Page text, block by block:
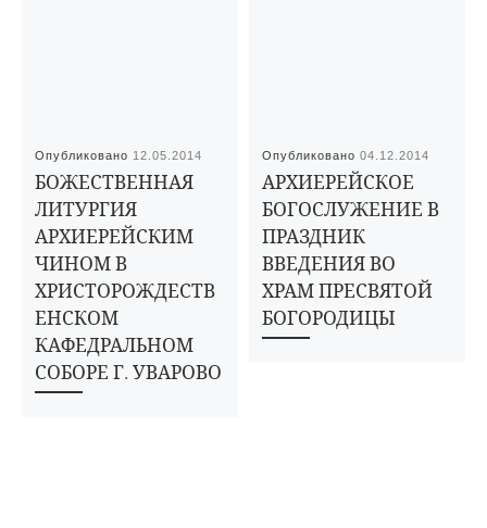
Опубликовано 12.05.2014
БОЖЕСТВЕННАЯ
ЛИТУРГИЯ
АРХИЕРЕЙСКИМ
ЧИНОМ В
ХРИСТОРОЖДЕСТВ
ЕНСКОМ
КАФЕДРАЛЬНОМ
СОБОРЕ Г. УВАРОВО
Опубликовано04.12.2014
АРХИЕРЕЙСКОЕ
БОГОСЛУЖЕНИЕ В
ПРАЗДНИК
ВВЕДЕНИЯ ВО
ХРАМ ПРЕСВЯТОЙ
БОГОРОДИЦЫ